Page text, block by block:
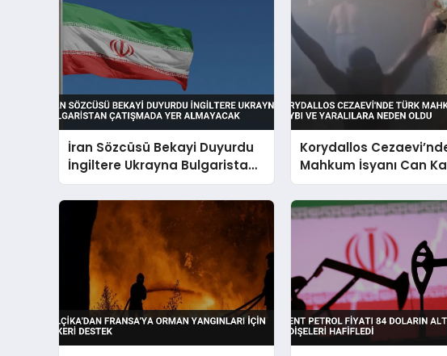
İran Sözcüsü Bekayi Duyurdu
İngiltere Ukrayna Bulgaristan
Çatışmada Yer Almayacak
Korydallos
Mahkum İsyanı Can
Yaralılara Neden Oldu